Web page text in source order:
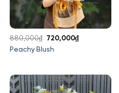
Peachy Blush
880,000₫
Giá
gốc
720,000₫Giá
720,000₫.